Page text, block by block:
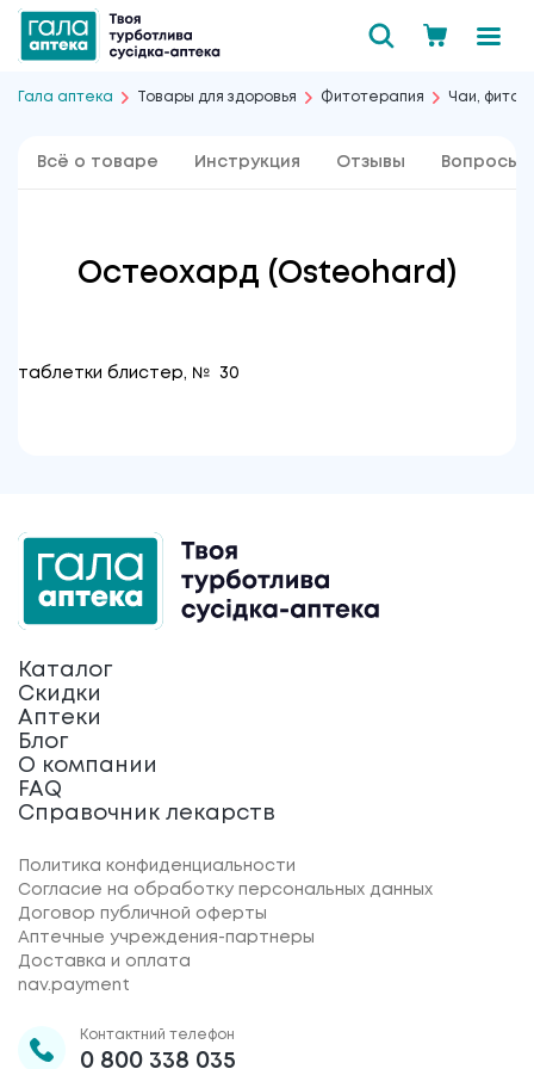
Гала аптека Товары для здоровья Фитотерапия Чаи,
Всё о товаре Инструкция Отзывы Вопросы
Остеохард (Osteohard)
таблетки блистер, № 30
Каталог
Скидки
Аптеки
Блог
О компании
FAQ
Справочник лекарств
Политика конфиденциальности
Согласие на обработку персональных данных
Договор публичной оферты
Аптечные учреждения-партнеры
Доставка и оплата
nav.payment
Контактний телефон
0 800 338 035